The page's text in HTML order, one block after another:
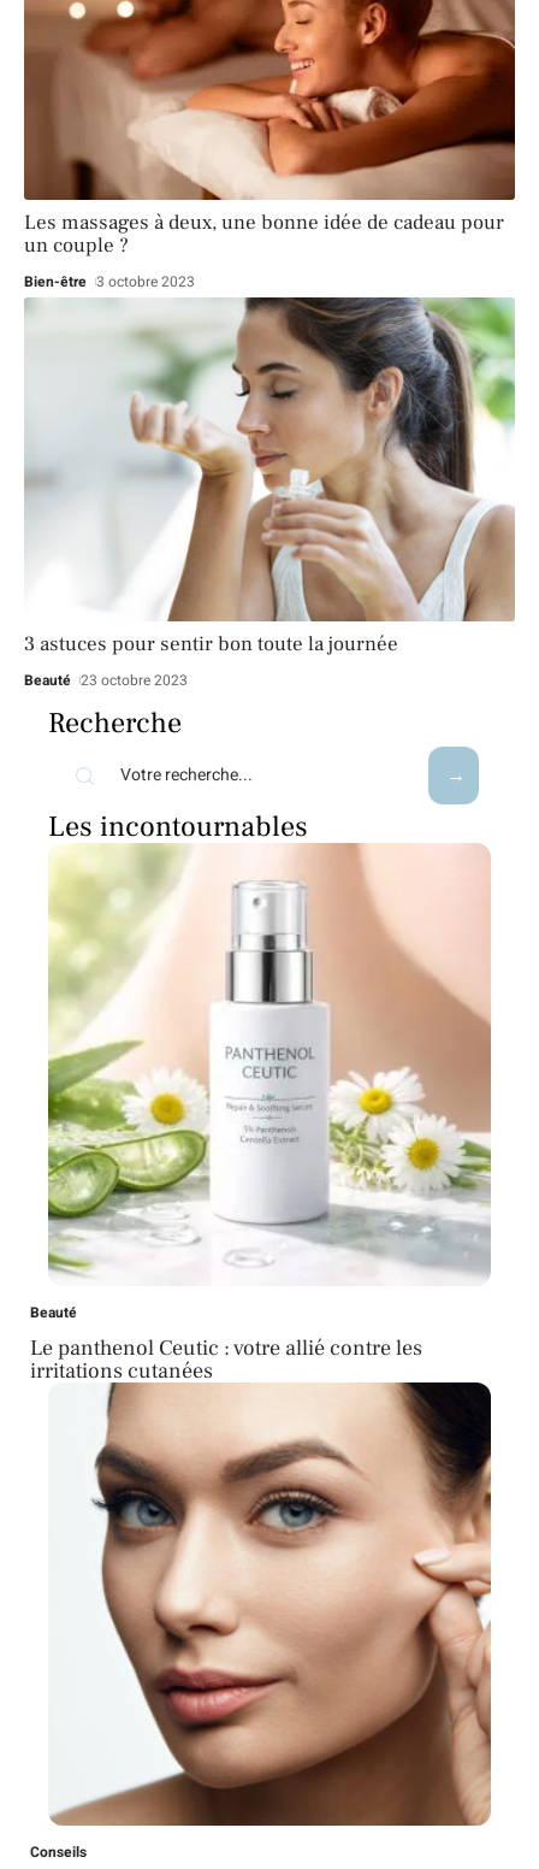
Les massages à deux, une bonne idée de cadeau pour
un couple ?
Bien-être 3 octobre 2023
3 astuces pour sentir bon toute la journée
Beauté 23 octobre 2023
Recherche
Les incontournables
Beauté
Le panthenol Ceutic : votre allié contre les
irritations cutanées
Conseils